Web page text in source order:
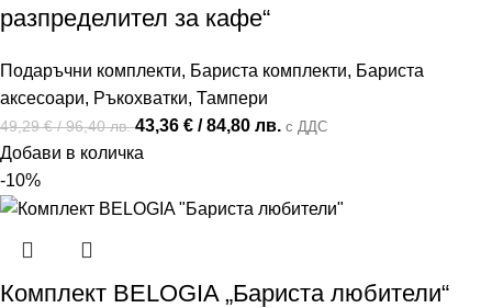
разпределител за кафе“
Подаръчни комплекти, Бариста комплекти, Бариста
аксесоари, Ръкохватки, Тампери
49,29€/ 96,40 лв.43,36 € / 84,80 лв. с ДДС
Добави в количка
-10%
Комплект BELOGIA „Бариста любители“